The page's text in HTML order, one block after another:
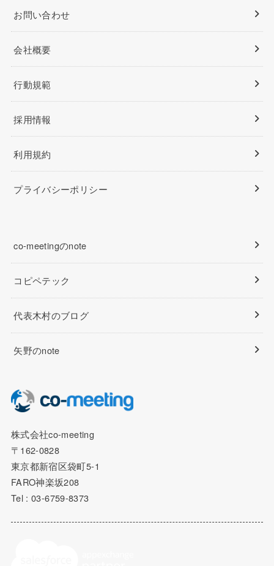
お問い合わせ
会社概要
行動規範
採用情報
利用規約
プライバシーポリシー
co-meetingのnote
コピペテック
代表木村のブログ
矢野のnote
株式会社co-meeting
〒162-0828
東京都新宿区袋町5-1
FARO神楽坂208
Tel : 03-6759-8373